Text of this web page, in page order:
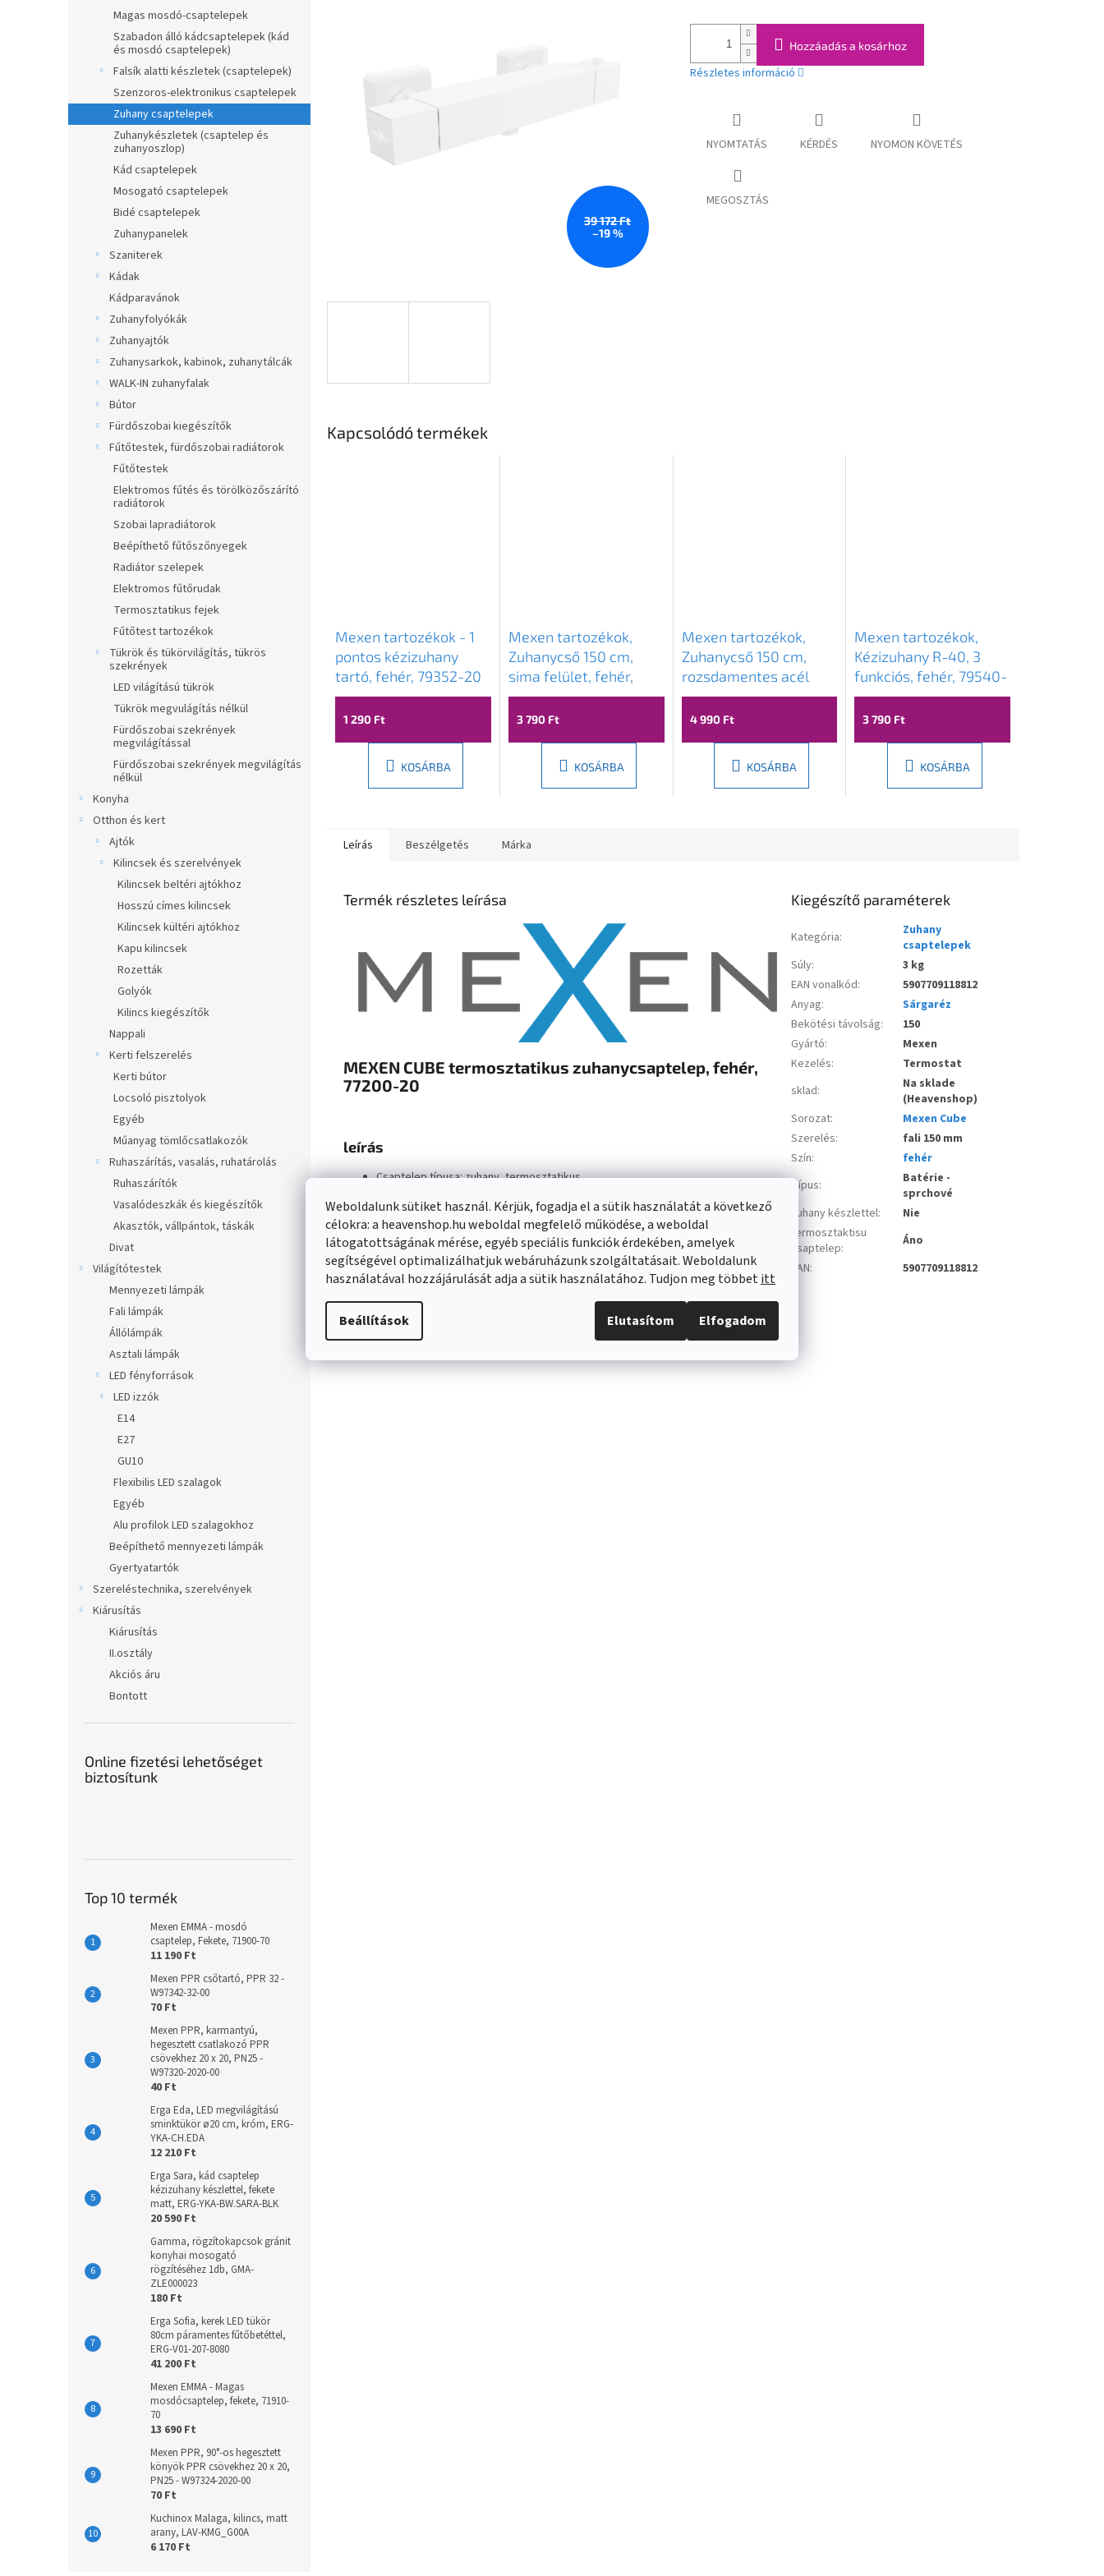
Weboldalunk sütiket használ. Kérjük, fogadja el a sütik használatát a következő
célokra: a heavenshop.hu weboldal megfelelő működése, a weboldal
látogatottságának mérése, egyéb speciális funkciók érdekében, amelyek
segítségével optimalizálhatjuk webáruházunk szolgáltatásait. Weboldalunk
használatával hozzájárulását adja a sütik használatához. Tudjon meg többetitt
Beállítások Elutasítom Elfogadom
Magas mosdó-csaptelepek
Szabadon álló kádcsaptelepek (kád
és mosdó csaptelepek)
Falsík alatti készletek (csaptelepek)
Szenzoros-elektronikus csaptelepek
Zuhany csaptelepek
Zuhanykészletek (csaptelep és
zuhanyoszlop)
Kád csaptelepek
Mosogató csaptelepek
Bidé csaptelepek
Zuhanypanelek
Szaniterek
Kádak
Kádparavánok
Zuhanyfolyókák
Zuhanyajtók
Zuhanysarkok, kabinok, zuhanytálcák
WALK-IN zuhanyfalak
Bútor
Fürdőszobai kiegészítők
Fűtőtestek, fürdőszobai radiátorok
Fűtőtestek
Elektromos fűtés és törölközőszárító
radiátorok
Szobai lapradiátorok
Beépíthető fűtőszőnyegek
Radiátor szelepek
Elektromos fűtőrudak
Termosztatikus fejek
Fűtőtest tartozékok
Tükrök és tükörvilágítás, tükrös
szekrények
LED világítású tükrök
Tükrök megvulágítás nélkül
Fürdőszobai szekrények
megvilágítással
Fürdőszobai szekrények megvilágítás
nélkül
Konyha
Otthon és kert
Ajtók
Kilincsek és szerelvények
Kilincsek beltéri ajtókhoz
Hosszú címes kilincsek
Kilincsek kültéri ajtókhoz
Kapu kilincsek
Rozetták
Golyók
Kilincs kiegészítők
Nappali
Kerti felszerelés
Kerti bútor
Locsoló pisztolyok
Egyéb
Műanyag tömlőcsatlakozók
Ruhaszárítás, vasalás, ruhatárolás
Ruhaszárítók
Vasalódeszkák és kiegészítők
Akasztók, vállpántok, táskák
Divat
Világítótestek
Mennyezeti lámpák
Fali lámpák
Állólámpák
Asztali lámpák
LED fényforrások
LED izzók
E14
E27
GU10
Flexibilis LED szalagok
Egyéb
Alu profilok LED szalagokhoz
Beépíthető mennyezeti lámpák
Gyertyatartók
Szereléstechnika, szerelvények
Kiárusítás
Kiárusítás
II.osztály
Akciós áru
Bontott
Online fizetési lehetőséget
biztosítunk
Top 10 termék
Mexen EMMA - mosdó
csaptelep, Fekete, 71900-70
11 190 Ft
Mexen PPR csőtartó, PPR 32 -
W97342-32-00
70 Ft
Mexen PPR, karmantyú,
hegesztett csatlakozó PPR
csövekhez 20 x 20, PN25 -
W97320-2020-00
40 Ft
Erga Eda, LED megvilágítású
sminktükör ø20 cm, króm, ERG-
YKA-CH.EDA
12 210 Ft
Erga Sara, kád csaptelep
kézizuhany készlettel, fekete
matt, ERG-YKA-BW.SARA-BLK
20 590 Ft
Gamma, rögzítokapcsok gránit
konyhai mosogató
rögzítéséhez 1db, GMA-
ZLE000023
180 Ft
Erga Sofia, kerek LED tükör
80cm páramentes fűtőbetéttel,
ERG-V01-207-8080
41 200 Ft
Mexen EMMA - Magas
mosdócsaptelep, fekete, 71910-
70
13 690 Ft
Mexen PPR, 90°-os hegesztett
könyök PPR csövekhez 20 x 20,
PN25 - W97324-2020-00
70 Ft
Kuchinox Malaga, kilincs, matt
arany, LAV-KMG_G00A
6 170 Ft
39 172 Ft
–19 %
Hozzáadás a kosárhoz
Részletes információ
NYOMTATÁS KÉRDÉS NYOMON KÖVETÉS
MEGOSZTÁS
Kapcsolódó termékek
Mexen tartozékok - 1
pontos kézizuhany
tartó, fehér, 79352-20
1 290 Ft
KOSÁRBA
Mexen tartozékok,
Zuhanycső 150 cm,
sima felület, fehér,
79450-20
3 790 Ft
KOSÁRBA
Mexen tartozékok,
Zuhanycső 150 cm,
rozsdamentes acél
fonat, fehér, 79460-20
4 990 Ft
KOSÁRBA
Mexen tartozékok,
Kézizuhany R-40, 3
funkciós, fehér, 79540-
20
3 790 Ft
KOSÁRBA
Leírás Beszélgetés Márka
Termék részletes leírása
MEXEN CUBE termosztatikus zuhanycsaptelep, fehér,
77200-20
leírás
Csaptelep típusa: zuhany, termosztatikus
Fej: termosztatikus
1/2" csatlakozó zuhanyoszlophoz vagy kézizuhanyhoz
Melegvíz zár 38°C-on
Fehér szín
Haladás: 150 mm
Kiegészítő paraméterek
Kategória:
Zuhany
csaptelepek
Súly:
3 kg
EAN vonalkód:
5907709118812
Anyag:
Sárgaréz
Bekötési távolság:
150
Gyártó:
Mexen
Kezelés:
Termostat
sklad:
Na sklade
(Heavenshop)
Sorozat:
Mexen Cube
Szerelés:
fali 150 mm
Szín:
fehér
Típus:
Batérie -
sprchové
zuhany készlettel:
Nie
termosztaktisu
csaptelep:
Áno
EAN: 5907709118812